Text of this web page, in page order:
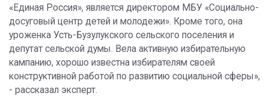
«Единая Россия», является директором МБУ «Социально-
досуговый центр детей и молодежи». Кроме того, она
уроженка Усть-Бузулукского сельского поселения и
депутат сельской думы. Вела активную избирательную
кампанию, хорошо известна избирателям своей
конструктивной работой по развитию социальной сферы»,
- рассказал эксперт.